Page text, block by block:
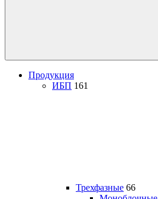
Продукция
ИБП 161
Трехфазные 66